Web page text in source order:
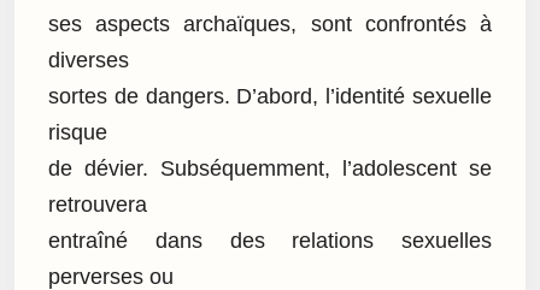
ses aspects archaïques, sont confrontés à
diverses
sortes de dangers. D’abord, l’identité sexuelle
risque
de dévier. Subséquemment, l’adolescent se
retrouvera
entraîné dans des relations sexuelles
perverses ou